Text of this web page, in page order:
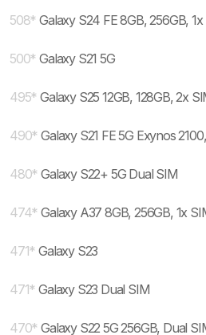
508* Galaxy S24 FE 8GB, 256GB,
500* Galaxy S21 5G
495* Galaxy S25 12GB, 128GB, 2x
490* Galaxy S21 FE 5G Exynos
480* Galaxy S22+ 5G Dual SIM
474* Galaxy A37 8GB, 256GB, 1x
471* Galaxy S23
471* Galaxy S23 Dual SIM
470* Galaxy S22 5G 256GB, Dual